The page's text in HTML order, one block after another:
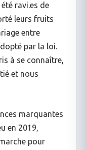
ravi.es de
leurs fruits
entre
par la loi.
à se connaître,
et nous
marquantes
en 2019,
pour